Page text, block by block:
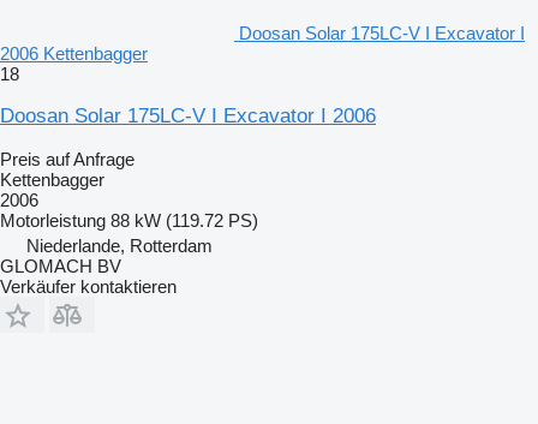
Doosan Solar 175LC-V I Excavator I
2006 Kettenbagger
18
Doosan Solar 175LC-V I Excavator I 2006
Preis auf Anfrage
Kettenbagger
2006
Motorleistung 88 kW (119.72 PS)
Niederlande, Rotterdam
GLOMACH BV
Verkäufer kontaktieren